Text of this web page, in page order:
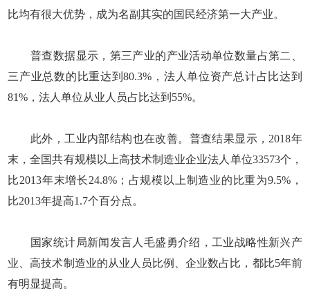
比均有很大优势，成为名副其实的国民经济第一大产业。
普查数据显示，第三产业的产业活动单位数量占第二、
三产业总数的比重达到80.3%，法人单位资产总计占比达到
81%，法人单位从业人员占比达到55%。
此外，工业内部结构也在改善。普查结果显示，2018年
末，全国共有规模以上高技术制造业企业法人单位33573个，
比2013年末增长24.8%；占规模以上制造业的比重为9.5%，
比2013年提高1.7个百分点。
国家统计局新闻发言人毛盛勇介绍，工业战略性新兴产
业、高技术制造业的从业人员比例、企业数占比，都比5年前
有明显提高。